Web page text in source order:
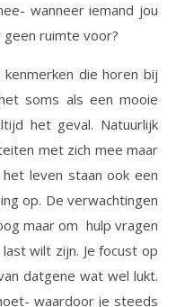
wanneer iemand jou
geen ruimte voor?
die horen bij
soms als een mooie
het geval. Natuurlijk
met zich mee maar
leven staan ook een
op. De verwachtingen
maar om hulp vragen
wilt zijn. Je focust op
datgene wat wel lukt.
waardoor je steeds